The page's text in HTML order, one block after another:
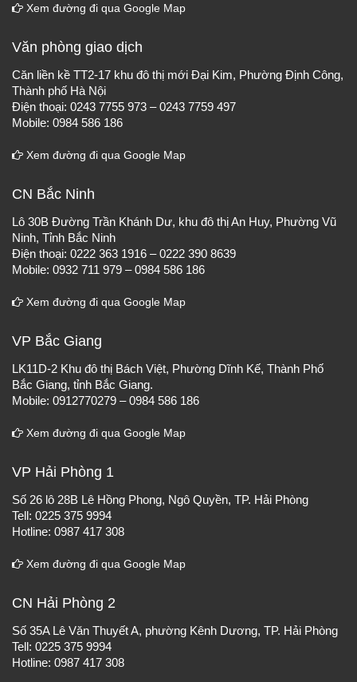
Xem đường đi qua Google Map
Văn phòng giao dịch
Căn liền kề TT2-17 khu đô thị mới Đại Kim, Phường Định Công,
Thành phố Hà Nội
Điện thoại: 0243 7755 973 – 0243 7759 497
Mobile: 0984 586 186
Xem đường đi qua Google Map
CN Bắc Ninh
Lô 30B Đường Trần Khánh Dư, khu đô thị An Huy, Phường Vũ
Ninh, Tỉnh Bắc Ninh
Điện thoại: 0222 363 1916 – 0222 390 8639
Mobile: 0932 711 979 – 0984 586 186
Xem đường đi qua Google Map
VP Bắc Giang
LK11D-2 Khu đô thị Bách Việt, Phường Dĩnh Kế, Thành Phố
Bắc Giang, tỉnh Bắc Giang.
Mobile: 0912770279 – 0984 586 186
Xem đường đi qua Google Map
VP Hải Phòng 1
Số 26 lô 28B Lê Hồng Phong, Ngô Quyền, TP. Hải Phòng
Tell: 0225 375 9994
Hotline: 0987 417 308
Xem đường đi qua Google Map
CN Hải Phòng 2
Số 35A Lê Văn Thuyết A, phường Kênh Dương, TP. Hải Phòng
Tell: 0225 375 9994
Hotline: 0987 417 308